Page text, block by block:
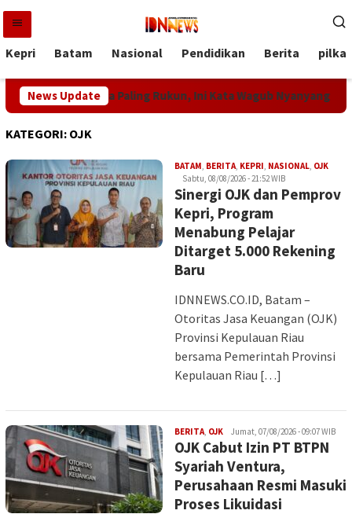
Loncat
konten
Kepri Batam Nasional Pendidikan Berita
News Update
di Indonesia Paling Rukun, Ini Kata Wagub Nyanyang
KATEGORI: OJK
BATAM, BERITA, KEPRI, NASIONAL, OJKIman
Sabtu, 08/08/2026 - 21:52 WIB
Sinergi OJK dan Pemprov
Kepri, Program
Menabung Pelajar
Ditarget 5.000 Rekening
Baru
IDNNEWS.CO.ID, Batam –
Otoritas Jasa Keuangan (OJK)
Provinsi Kepulauan Riau
bersama Pemerintah Provinsi
Kepulauan Riau […]
BERITA, OJKINDAH
Jumat, 07/08/2026 - 09:07 WIB
OJK Cabut Izin PT BTPN
Syariah Ventura,
Perusahaan Resmi Masuki
Proses Likuidasi